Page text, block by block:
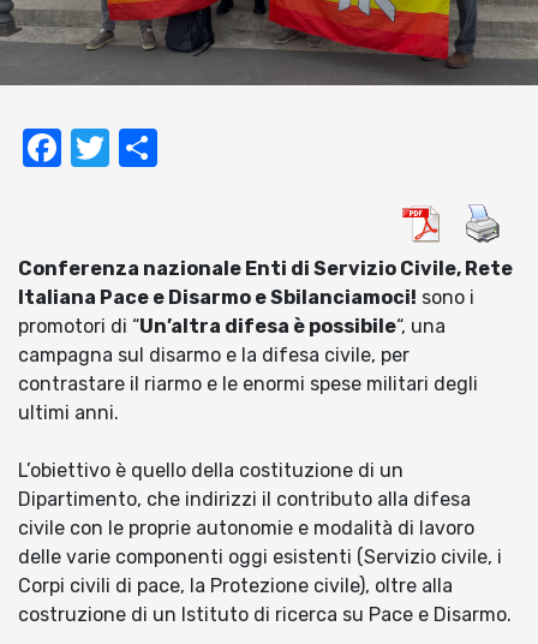
Facebook
Twitter
Conferenza nazionale Enti di Servizio Civile, Rete
Italiana Pace e Disarmo e Sbilanciamoci! sono i
promotori di “Un’altra difesa è possibile“, una
campagna sul disarmo e la difesa civile, per
contrastare il riarmo e le enormi spese militari degli
ultimi anni.
L’obiettivo è quello della costituzione di un
Dipartimento, che indirizzi il contributo alla difesa
civile con le proprie autonomie e modalità di lavoro
delle varie componenti oggi esistenti (Servizio civile, i
Corpi civili di pace, la Protezione civile), oltre alla
costruzione di un Istituto di ricerca su Pace e Disarmo.